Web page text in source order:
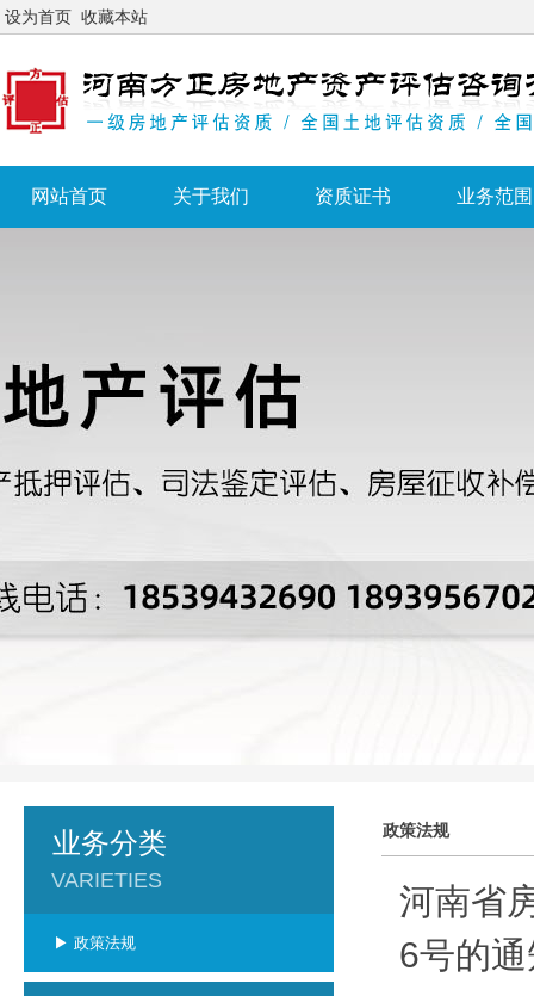
设为首页 收藏本站
网站首页 关于我们 资质证书 业务范围
政策法规
河南省
6号的
业务分类
VARIETIES
▶ 政策法规